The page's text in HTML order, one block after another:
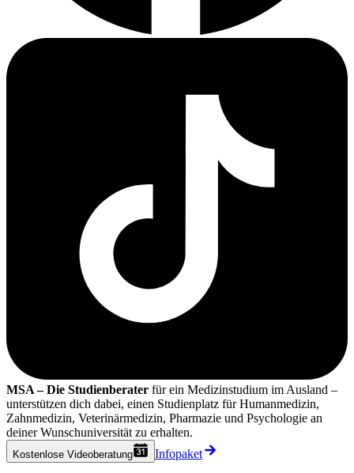
MSA – Die Studienberater für ein Medizinstudium im Ausland –
unterstützen dich dabei, einen Studienplatz für Humanmedizin,
Zahnmedizin, Veterinärmedizin, Pharmazie und Psychologie an
deiner Wunschuniversität zu erhalten.
Kostenlose Videoberatung Infopaket